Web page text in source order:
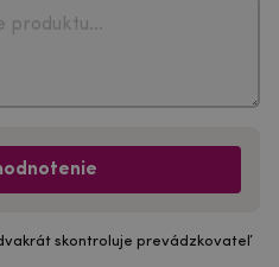
skontroluje prevádzkovateľ